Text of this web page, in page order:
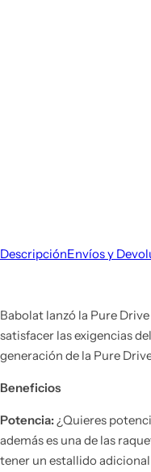
DescripciónEnvíos y
Babolat lanzó la Pure
satisfacer las exigencias
generación de la Pure
Beneficios
Potencia:¿Quieres
además es una de las
tener un estallido